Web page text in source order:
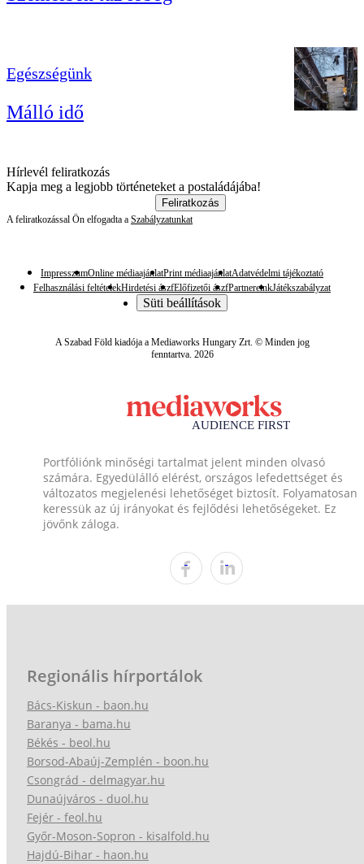
Egészségünk
Málló idő
Hírlevél feliratkozás
Kapja meg a legjobb történeteket a postaládájába!
Feliratkozás
A feliratkozással Ön elfogadta a Szabályzatunkat
ImpresszumOnline médiaajánlatPrint médiaajánlatAdatvédelmi tájékoztató
Felhasználási feltételekHirdetési ászfElőfizetői ászfPartnereinkJátékszabályzat
Süti beállítások
A Szabad Föld kiadója a Mediaworks Hungary Zrt. © Minden jog
fenntartva. 2026
Portfóliónk minőségi tartalmat jelent minden olvasó
számára. Egyedülálló elérést, országos lefedettséget és
változatos megjelenési lehetőséget biztosít. Folyamatosan
keressük az új irányokat és fejlődési lehetőségeket. Ez
jövőnk záloga.
Regionális hírportálok
Bács-Kiskun - baon.hu
Baranya - bama.hu
Békés - beol.hu
Borsod-Abaúj-Zemplén - boon.hu
Csongrád - delmagyar.hu
Dunaújváros - duol.hu
Fejér - feol.hu
Győr-Moson-Sopron - kisalfold.hu
Hajdú-Bihar - haon.hu